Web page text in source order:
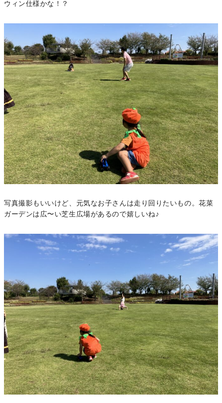
ウィン仕様かな！？
写真撮影もいいけど、元気なお子さんは走り回りたいもの。花菜
ガーデンは広〜い芝生広場があるので嬉しいね♪